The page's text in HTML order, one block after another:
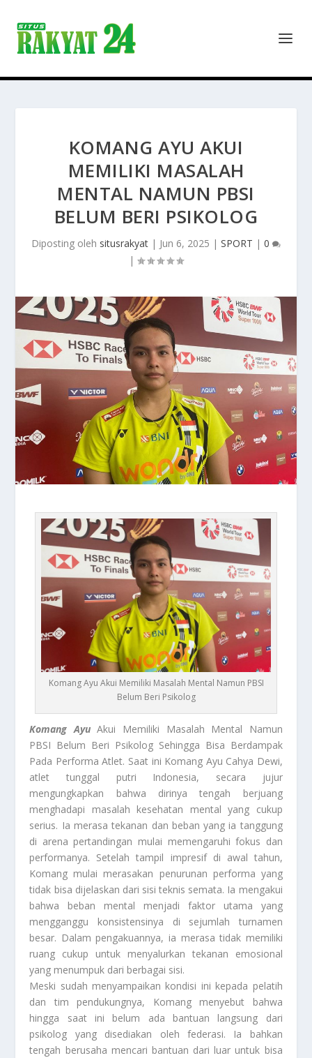
KOMANG AYU AKUI
MEMILIKI MASALAH
MENTAL NAMUN PBSI
BELUM BERI PSIKOLOG
Diposting oleh situsrakyat | Jun 6, 2025 | SPORT | 0
|
Komang Ayu Akui Memiliki Masalah Mental Namun PBSI
Belum Beri Psikolog
Komang AyuAkui Memiliki Masalah Mental Namun
PBSI Belum Beri Psikolog Sehingga Bisa Berdampak
Pada Performa Atlet. Saat ini Komang Ayu Cahya Dewi,
atlet tunggal putri Indonesia, secara jujur
mengungkapkan bahwa dirinya tengah berjuang
menghadapi masalah kesehatan mental yang cukup
serius. Ia merasa tekanan dan beban yang ia tanggung
di arena pertandingan mulai memengaruhi fokus dan
performanya. Setelah tampil impresif di awal tahun,
Komang mulai merasakan penurunan performa yang
tidak bisa dijelaskan dari sisi teknis semata. Ia mengakui
bahwa beban mental menjadi faktor utama yang
mengganggu konsistensinya di sejumlah turnamen
besar. Dalam pengakuannya, ia merasa tidak memiliki
ruang cukup untuk menyalurkan tekanan emosional
yang menumpuk dari berbagai sisi.
Meski sudah menyampaikan kondisi ini kepada pelatih
dan tim pendukungnya, Komang menyebut bahwa
hingga saat ini belum ada bantuan langsung dari
psikolog yang disediakan oleh federasi. Ia bahkan
tengah berusaha mencari bantuan dari luar untuk bisa